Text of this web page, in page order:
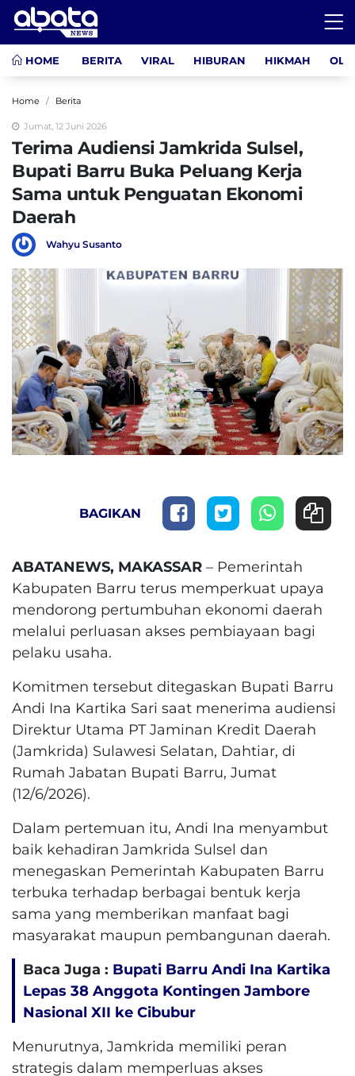
HOME BERITA VIRAL HIBURAN HIKMAH
Home Berita
Jumat, 12 Juni 2026
Terima Audiensi Jamkrida Sulsel,
Bupati Barru Buka Peluang Kerja
Sama untuk Penguatan Ekonomi
Daerah
Wahyu Susanto
BAGIKAN
ABATANEWS, MAKASSAR – Pemerintah
Kabupaten Barru terus memperkuat upaya
mendorong pertumbuhan ekonomi daerah
melalui perluasan akses pembiayaan bagi
pelaku usaha.
Komitmen tersebut ditegaskan Bupati Barru
Andi Ina Kartika Sari saat menerima audiensi
Direktur Utama PT Jaminan Kredit Daerah
(Jamkrida) Sulawesi Selatan, Dahtiar, di
Rumah Jabatan Bupati Barru, Jumat
(12/6/2026).
Dalam pertemuan itu, Andi Ina menyambut
baik kehadiran Jamkrida Sulsel dan
menegaskan Pemerintah Kabupaten Barru
terbuka terhadap berbagai bentuk kerja
sama yang memberikan manfaat bagi
masyarakat maupun pembangunan daerah.
Baca Juga : Bupati Barru Andi Ina Kartika
Lepas 38 Anggota Kontingen Jambore
Nasional XII ke Cibubur
Menurutnya, Jamkrida memiliki peran
strategis dalam memperluas akses